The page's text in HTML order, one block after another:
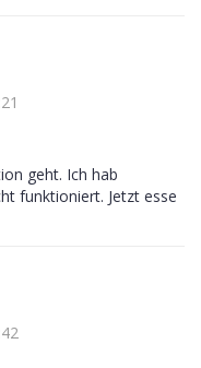
geht. Ich hab
funktioniert. Jetzt esse